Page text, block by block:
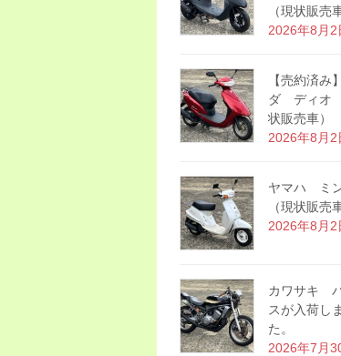
（現状販売
2026年8月2
【売約済み
ダ ディオ
状販売車）
2026年8月2
ヤマハ ミ
（現状販売
2026年8月2
カワサキ
スが入荷し
た。
2026年7月